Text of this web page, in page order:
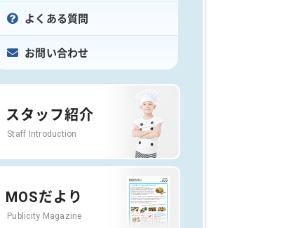
よくある質問
お問い合わせ
スタッフ紹介
Staff Introduction
MOSだより
Publicity Magazine